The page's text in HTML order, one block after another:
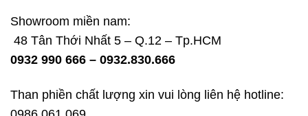
Showroom miền nam:
48 Tân Thới Nhất 5 – Q.12 – Tp.HCM
0932 990 666 – 0932.830.666
Than phiền chất lượng xin vui lòng liên hệ hotline: